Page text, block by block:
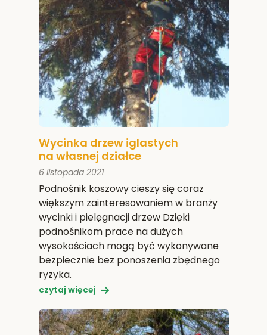
Wycinka drzew iglastych
na własnej działce
6 listopada 2021
Podnośnik koszowy cieszy się coraz
większym zainteresowaniem w branży
wycinki i pielęgnacji drzew Dzięki
podnośnikom prace na dużych
wysokościach mogą być wykonywane
bezpiecznie bez ponoszenia zbędnego
ryzyka.
czytaj więcej